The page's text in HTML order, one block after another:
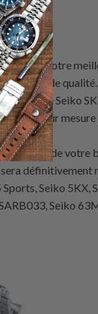
est votre
montre de
une Seiko
sur
de
définitivement
Seiko 5KX,
Seiko